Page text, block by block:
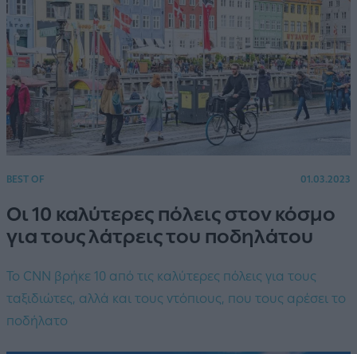
BEST OF 01.03.2023
Οι 10 καλύτερες πόλεις στον κόσμο
για τους λάτρεις του ποδηλάτου
Το CNN βρήκε 10 από τις καλύτερες πόλεις για τους
ταξιδιώτες, αλλά και τους ντόπιους, που τους αρέσει το
ποδήλατο